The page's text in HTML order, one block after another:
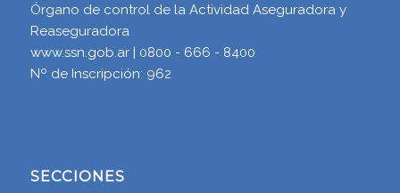
Órgano de control de la Actividad Aseguradora y
Reaseguradora
www.ssn.gob.ar | 0800 - 666 - 8400
Nº de Inscripción: 962
SECCIONES